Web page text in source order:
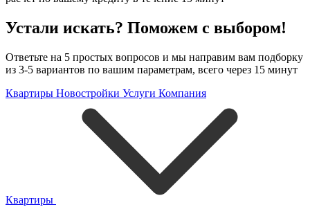
Устали искать? Поможем с выбором!
Ответьте на 5 простых вопросов и мы направим вам подборку
из 3-5 вариантов по вашим параметрам, всего через 15 минут
Квартиры Новостройки Услуги Компания
Квартиры